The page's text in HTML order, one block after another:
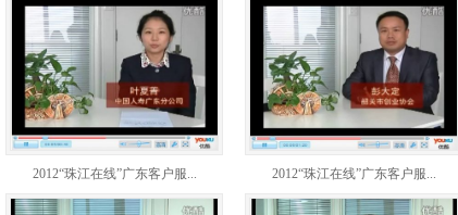
2012“珠江在线”广东客户服... 2012“珠江在线”广东客户服...